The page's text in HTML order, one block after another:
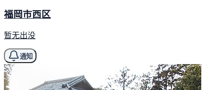
福岡市西区
暂无出没
通知